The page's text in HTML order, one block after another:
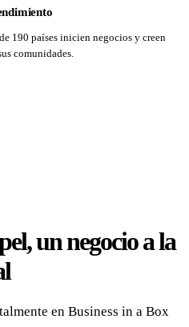
190 países inicien negocios y creen
comunidades.
un negocio a la
en Business in a Box